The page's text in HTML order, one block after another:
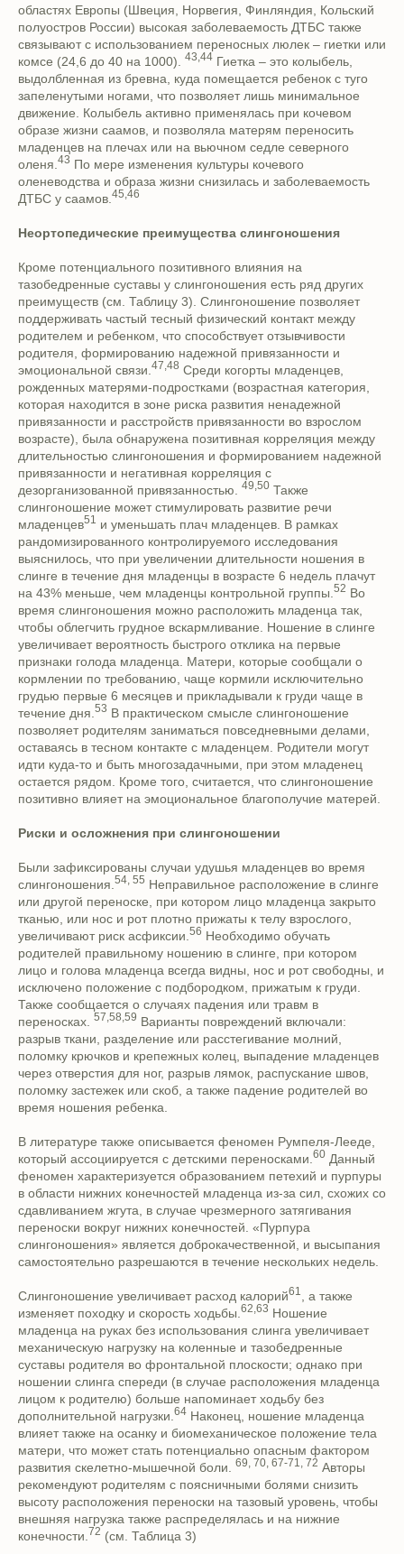
областях Европы (Швеция, Норвегия, Финляндия, Кольский
полуостров России) высокая заболеваемость ДТБС также
связывают с использованием переносных люлек – гиетки или
комсе (24,6 до 40 на 1000).
43,44 Гиетка – это колыбель,
выдолбленная из бревна, куда помещается ребенок с туго
запеленутыми ногами, что позволяет лишь минимальное
движение. Колыбель активно применялась при кочевом
образе жизни саамов, и позволяла матерям переносить
младенцев на плечах или на вьючном седле северного
оленя. 43 По мере изменения культуры кочевого
оленеводства и образа жизни снизилась и заболеваемость
ДТБС у саамов. 45,46
Неортопедические преимущества слингоношения
Кроме потенциального позитивного влияния на
тазобедренные суставы у слингоношения есть ряд других
преимуществ (см. Таблицу 3). Слингоношение позволяет
поддерживать частый тесный физический контакт между
родителем и ребенком, что способствует отзывчивости
родителя, формированию надежной привязанности и
эмоциональной связи. 47,48 Среди когорты младенцев,
рожденных матерями-подростками (возрастная категория,
которая находится в зоне риска развития ненадежной
привязанности и расстройств привязанности во взрослом
возрасте), была обнаружена позитивная корреляция между
длительностью слингоношения и формированием надежной
привязанности и негативная корреляция с
дезорганизованной привязанностью.
49,50 Также
слингоношение может стимулировать развитие речи
младенцев51
и уменьшать плач младенцев. В рамках
рандомизированного контролируемого исследования
выяснилось, что при увеличении длительности ношения в
слинге в течение дня младенцы в возрасте 6 недель плачут
на 43% меньше, чем младенцы контрольной группы. 52 Во
время слингоношения можно расположить младенца так,
чтобы облегчить грудное вскармливание. Ношение в слинге
увеличивает вероятность быстрого отклика на первые
признаки голода младенца. Матери, которые сообщали о
кормлении по требованию, чаще кормили исключительно
грудью первые 6 месяцев и прикладывали к груди чаще в
течение дня. 53 В практическом смысле слингоношение
позволяет родителям заниматься повседневными делами,
оставаясь в тесном контакте с младенцем. Родители могут
идти куда-то и быть многозадачными, при этом младенец
остается рядом. Кроме того, считается, что слингоношение
позитивно влияет на эмоциональное благополучие матерей.
Риски и осложнения при слингоношении
Были зафиксированы случаи удушья младенцев во время
слингоношения. 54, 55 Неправильное расположение в слинге
или другой переноске, при котором лицо младенца закрыто
тканью, или нос и рот плотно прижаты к телу взрослого,
увеличивают риск асфиксии. 56 Необходимо обучать
родителей правильному ношению в слинге, при котором
лицо и голова младенца всегда видны, нос и рот свободны, и
исключено положение с подбородком, прижатым к груди.
Также сообщается о случаях падения или травм в
переносках.
57,58,59 Варианты повреждений включали:
разрыв ткани, разделение или расстегивание молний,
поломку крючков и крепежных колец, выпадение младенцев
через отверстия для ног, разрыв лямок, распускание швов,
поломку застежек или скоб, а также падение родителей во
время ношения ребенка.
В литературе также описывается феномен Румпеля-Лееде,
который ассоциируется с детскими переносками. 60 Данный
феномен характеризуется образованием петехий и пурпуры
в области нижних конечностей младенца из-за сил, схожих со
сдавливанием жгута, в случае чрезмерного затягивания
переноски вокруг нижних конечностей. «Пурпура
слингоношения» является доброкачественной, и высыпания
самостоятельно разрешаются в течение нескольких недель.
Слингоношение увеличивает расход калорий61
, а также
изменяет походку и скорость ходьбы. 62,63 Ношение
младенца на руках без использования слинга увеличивает
механическую нагрузку на коленные и тазобедренные
суставы родителя во фронтальной плоскости; однако при
ношении слинга спереди (в случае расположения младенца
лицом к родителю) больше напоминает ходьбу без
дополнительной нагрузки. 64 Наконец, ношение младенца
влияет также на осанку и биомеханическое положение тела
матери, что может стать потенциально опасным фактором
развития скелетно-мышечной боли.
69, 70, 67-71, 72 Авторы
рекомендуют родителям с поясничными болями снизить
высоту расположения переноски на тазовый уровень, чтобы
внешняя нагрузка также распределялась и на нижние
конечности. 72 (см. Таблица 3)